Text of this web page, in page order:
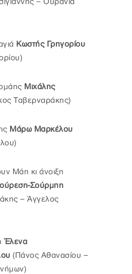
Κωστής Γρηγορίου
Μιχάλης
Ταβερναράκης)
Μάρω Μαρκέλου
Μάη κι άνοιξη
Σούρμπη
– Άγγελος
Έλενα
(Πάνος Αθανασίου –